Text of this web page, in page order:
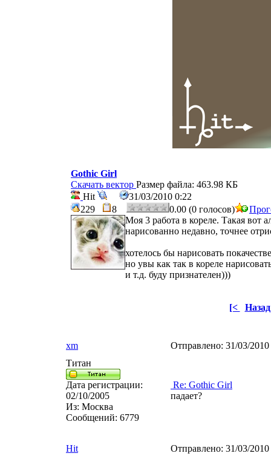
Gothic Girl
Скачать вектор Размер файла: 463.98 КБ
Hit
31/03/2010 0:22
229
8 0.00 (0 голосов)
Моя 3 работа в кореле. Такая вот
нарисованно недавно, точнее
хотелось бы нарисовать
но увы как так в кореле
и т.д. буду признателен)))
[< Назад
xm Отправлено: 31/03/
Титан
Дата регистрации:
02/10/2005
Из: Москва
Сообщений: 6779
Re: Gothic Girl
падает?
Hit Отправлено: 31/03/